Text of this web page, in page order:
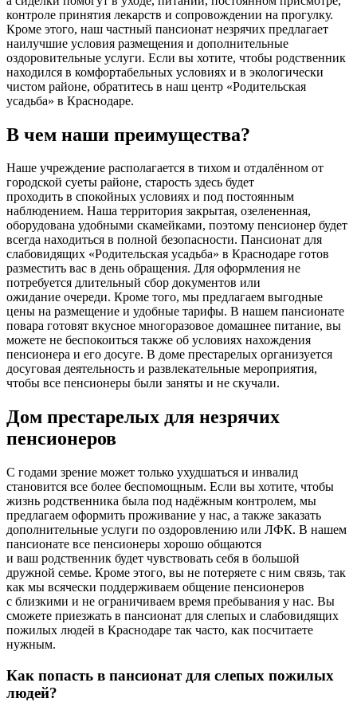
контроле принятия лекарств и сопровождении на прогулку.
Кроме этого, наш частный пансионат незрячих предлагает
наилучшие условия размещения и дополнительные
оздоровительные услуги. Если вы хотите, чтобы родственник
находился в комфортабельных условиях и в экологически
чистом районе, обратитесь в наш центр «Родительская
усадьба» в Краснодаре.
В чем наши преимущества?
Наше учреждение располагается в тихом и отдалённом от
городской суеты районе, старость здесь будет
проходить в спокойных условиях и под постоянным
наблюдением. Наша территория закрытая, озелененная,
оборудована удобными скамейками, поэтому пенсионер будет
всегда находиться в полной безопасности. Пансионат для
слабовидящих «Родительская усадьба» в Краснодаре готов
разместить вас в день обращения. Для оформления не
потребуется длительный сбор документов или
ожидание очереди. Кроме того, мы предлагаем выгодные
цены на размещение и удобные тарифы. В нашем пансионате
повара готовят вкусное многоразовое домашнее питание, вы
можете не беспокоиться также об условиях нахождения
пенсионера и его досуге. В доме престарелых организуется
досуговая деятельность и развлекательные мероприятия,
чтобы все пенсионеры были заняты и не скучали.
Дом престарелых для незрячих
пенсионеров
С годами зрение может только ухудшаться и инвалид
становится все более беспомощным. Если вы хотите, чтобы
жизнь родственника была под надёжным контролем, мы
предлагаем оформить проживание у нас, а также заказать
дополнительные услуги по оздоровлению или ЛФК. В нашем
пансионате все пенсионеры хорошо общаются
и ваш родственник будет чувствовать себя в большой
дружной семье. Кроме этого, вы не потеряете с ним связь, так
как мы всячески поддерживаем общение пенсионеров
с близкими и не ограничиваем время пребывания у нас. Вы
сможете приезжать в пансионат для слепых и слабовидящих
пожилых людей в Краснодаре так часто, как посчитаете
нужным.
Как попасть в пансионат для слепых пожилых
людей?